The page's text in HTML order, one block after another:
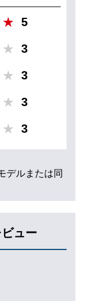
5
3
3
3
3
デルまたは同
ュー